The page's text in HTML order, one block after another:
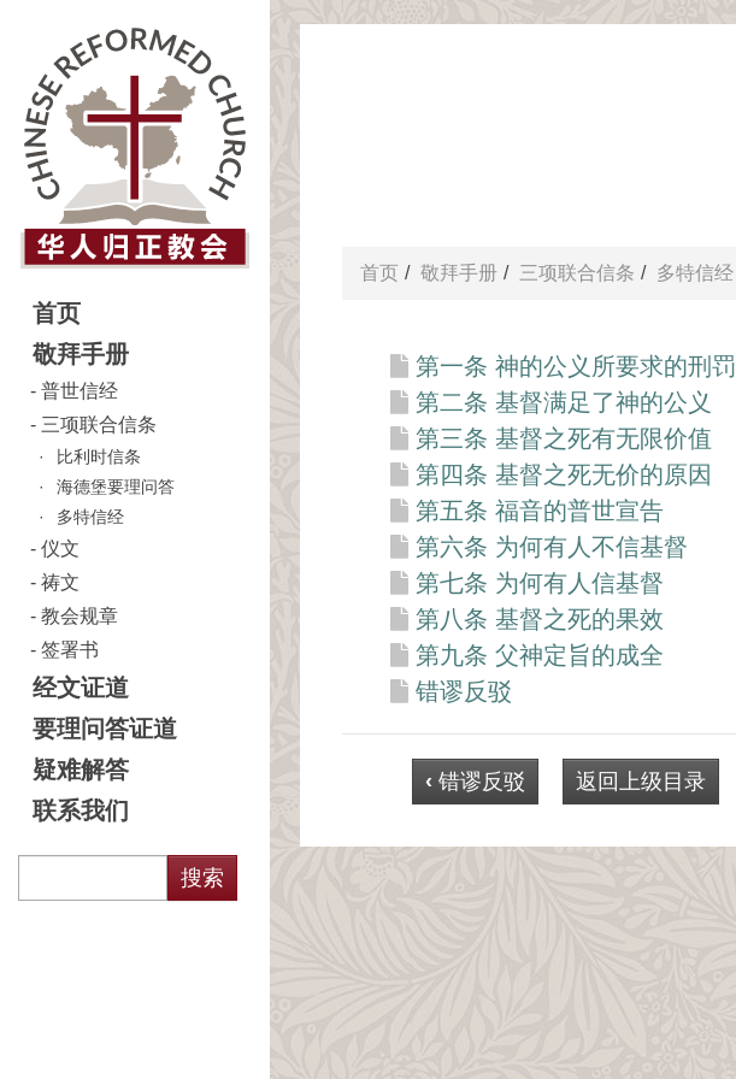
首页
敬拜手册
普世信经
三项联合信条
比利时信条
海德堡要理问答
多特信经
仪文
祷文
教会规章
签署书
经文证道
要理问答证道
疑难解答
联系我们
首页 敬拜手册 三项联合信条 多特信经
第一条 神的公义所要求的刑罚
第二条 基督满足了神的公义
第三条 基督之死有无限价值
第四条 基督之死无价的原因
第五条 福音的普世宣告
第六条 为何有人不信基督
第七条 为何有人信基督
第八条 基督之死的果效
第九条 父神定旨的成全
错谬反驳
‹ 错谬反驳 返回上级目录